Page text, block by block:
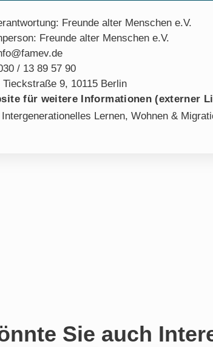
Freunde alter Menschen e.V.
Freunde alter Menschen e.V.
/ 13 89 57 90
9, 10115 Berlin
für weitere Informationen (externer
Intergenerationelles Lernen, Wohnen &
Sie auch